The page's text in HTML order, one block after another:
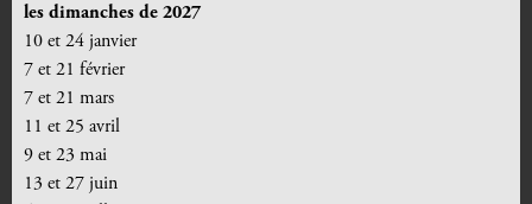
les dimanches de 2027
10 et 24 janvier
7 et 21 février
7 et 21 mars
11 et 25 avril
9 et 23 mai
13 et 27 juin